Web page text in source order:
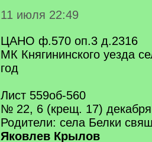
11 июля 22:49
ЦАНО ф.570 оп.3 д.2316
МК Княгининского уезда
год
Лист 559об-560
№ 22, 6 (крещ. 17)
Родители: села Белки
Яковлев Крылов